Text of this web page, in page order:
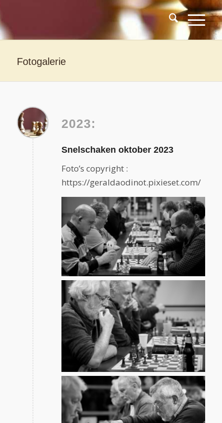
Fotogalerie
2023:
Snelschaken oktober 2023
Foto’s copyright :
https://geraldaodinot.pixieset.com/